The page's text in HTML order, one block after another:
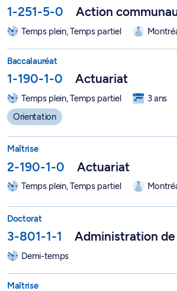
1-251-5-0 Action
Temps plein, Temps partiel
Baccalauréat en mathématiques, option
Baccalauréat
1-190-1-0 Actuariat
Temps plein, Temps partiel 3 ans
Orientation
Maîtrise
2-190-1-0 Actuariat
Temps plein, Temps partiel
Doctorat professionnel en administration
Doctorat
3-801-1-1 Administration
Demi-temps
Maîtrise en éducation, option
Maîtrise